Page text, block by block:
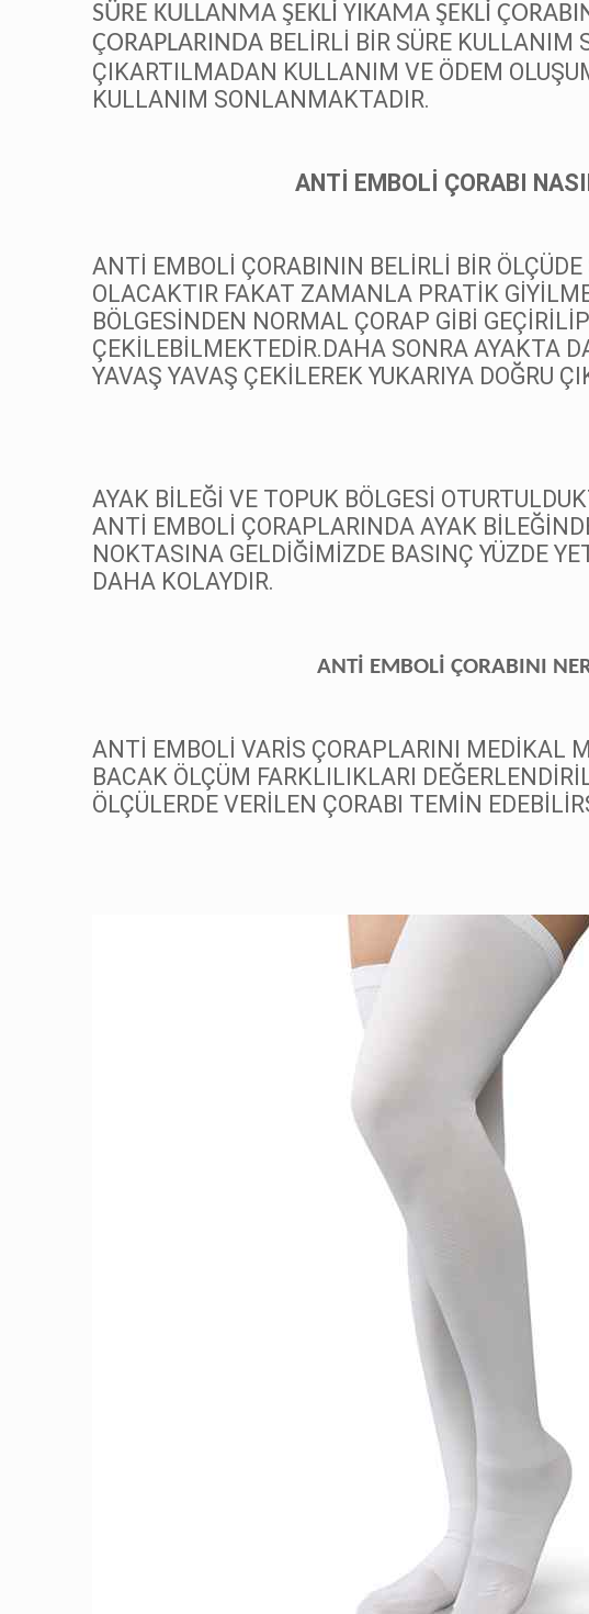
SÜRE KULLANMA ŞEKLİ YIKAMA ŞEKLİ
ÇORAPLARINDA BELİRLİ BİR SÜRE KULLANIM
ÇIKARTILMADAN KULLANIM VE ÖDEM
KULLANIM SONLANMAKTADIR.
ANTİ EMBOLİ ÇORABI
ANTİ EMBOLİ ÇORABININ BELİRLİ BİR
OLACAKTIR FAKAT ZAMANLA PRATİK
BÖLGESİNDEN NORMAL ÇORAP GİBİ
ÇEKİLEBİLMEKTEDİR.DAHA SONRA AYAKTA
YAVAŞ YAVAŞ ÇEKİLEREK YUKARIYA DOĞRU
AYAK BİLEĞİ VE TOPUK BÖLGESİ
ANTİ EMBOLİ ÇORAPLARINDA AYAK
NOKTASINA GELDİĞİMİZDE BASINÇ YÜZDE
DAHA KOLAYDIR.
ANTİ EMBOLİ ÇORABINI
ANTİ EMBOLİ VARİS ÇORAPLARINI MEDİKAL
BACAK ÖLÇÜM FARKLILIKLARI
ÖLÇÜLERDE VERİLEN ÇORABI TEMİN